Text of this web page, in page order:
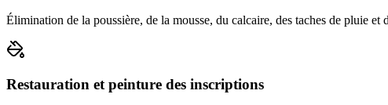
Élimination de la poussière, de la mousse, du calcaire, des taches de pluie
Restauration et peinture des inscriptions